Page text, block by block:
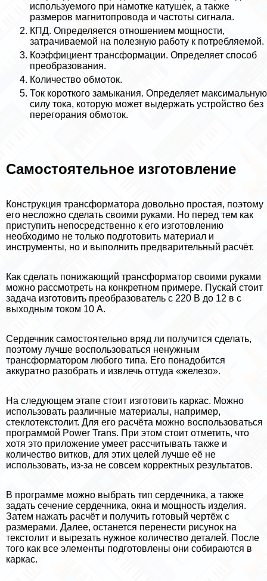
используемого при намотке катушек, а также
размеров магнитопровода и частоты сигнала.
КПД. Определяется отношением мощности,
затрачиваемой на полезную работу к потрeбляемой.
Коэффициент трaнcформации. Определяет способ
преобразования.
Количество обмоток.
Ток короткого замыкания. Определяет максимальную
силу тока, которую может выдержать устройство без
перегорания обмоток.
Самостоятельное изготовление
Конструкция трaнcформатора довольно простая, поэтому
его несложно сделать своими руками. Но перед тем как
приступить непосредственно к его изготовлению
необходимо не только подготовить материал и
инструменты, но и выполнить предварительный расчёт.
Как сделать понижающий трaнcформатор своими руками
можно рассмотреть на конкретном примере. Пускай стоит
задача изготовить преобразователь с 220 В до 12 в с
выходным током 10 А.
Сердечник самостоятельно вряд ли получится сделать,
поэтому лучше воспользоваться ненужным
трaнcформатором любого типа. Его понадобится
аккуратно разобрать и извлечь оттуда «железо».
На следующем этапе стоит изготовить каркас. Можно
использовать различные материалы, например,
стеклотекстолит. Для его расчёта можно воспользоваться
программой Power Trans. При этом стоит отметить, что
хотя это приложение умеет рассчитывать также и
количество витков, для этих целей лучше её не
использовать, из-за не совсем корректных результатов.
В программе можно выбрать тип сердечника, а также
задать сечение сердечника, окна и мощность изделия.
Затем нажать расчёт и получить готовый чертёж с
размерами. Далее, останется перенести рисунок на
текстолит и вырезать нужное количество деталей. После
того как все элементы подготовлены они собираются в
каркас.